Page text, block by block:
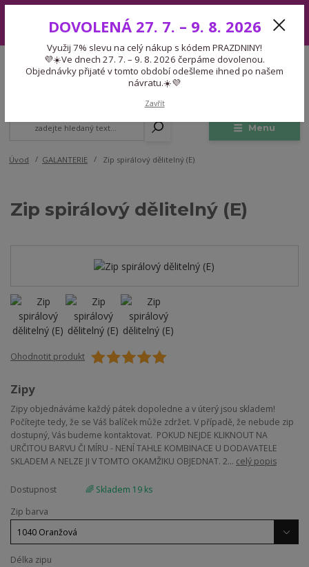
7. – 9. 8. 2026 čerpáme dovolenou. Objednávky přijaté v tomto období
odešleme ihned po našem návratu.☀️💜
Menu
CZK
Expedice 775 866 913
Po-Čt 9-15:30 Pá 9-14:30 Pauza 13-13:45
Úvod GALANTERIE Zip spirálový dělitelný (E)
Zip spirálový dělitelný (E)
Ohodnotit produkt
Zipy
Zipy objednáváme každý pátek dopoledne a v úterý jsou skladem!
Počítejte tedy, že se Váš balíček může zdržet. V případě, že nebude zip
dostupný, Vás budeme kontaktovat. POKUD NEJDE KLIKNOUT NA
URČITOU BARVU ČI MÍRU - NENÍ TAHLE KOMBINACE U DODAVATELE
SKLADEM A NELZE JI V TOMTO OKAMŽIKU OBJEDNAT. 2... celý popis
Dostupnost
🌈 Skladem 19 ks
Zip barva
Délka zipu
DOVOLENÁ 27. 7. – 9. 8. 2026
Využij 7% slevu na celý nákup s kódem PRAZDNINY!
💜☀️Ve dnech 27. 7. – 9. 8. 2026 čerpáme dovolenou.
Objednávky přijaté v tomto období odešleme ihned po našem
návratu.☀️💜
Zavřít